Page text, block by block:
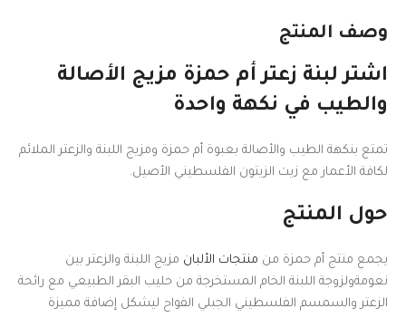
وصف المنتج
اشتر لبنة زعتر أم حمزة مزيج الأصالة
والطيب في نكهة واحدة
تمتع بنكهة الطيب والأصالة بعبوة أم حمزة ومزيج اللبنة والزعتر الملائم
لكافة الأعمار مع زيت الزيتون الفلسطيني الأصيل.
حول المنتج
يجمع منتج أم حمزة من منتجات الألبان مزيج اللبنة والزعتر بين
نعومةولزوجة اللبنة الخام المستخرجة من حليب البقر الطبيعي مع رائحة
الزعتر والسمسم الفلسطيني الجبلي الفواح ليشكل إضافة مميزة